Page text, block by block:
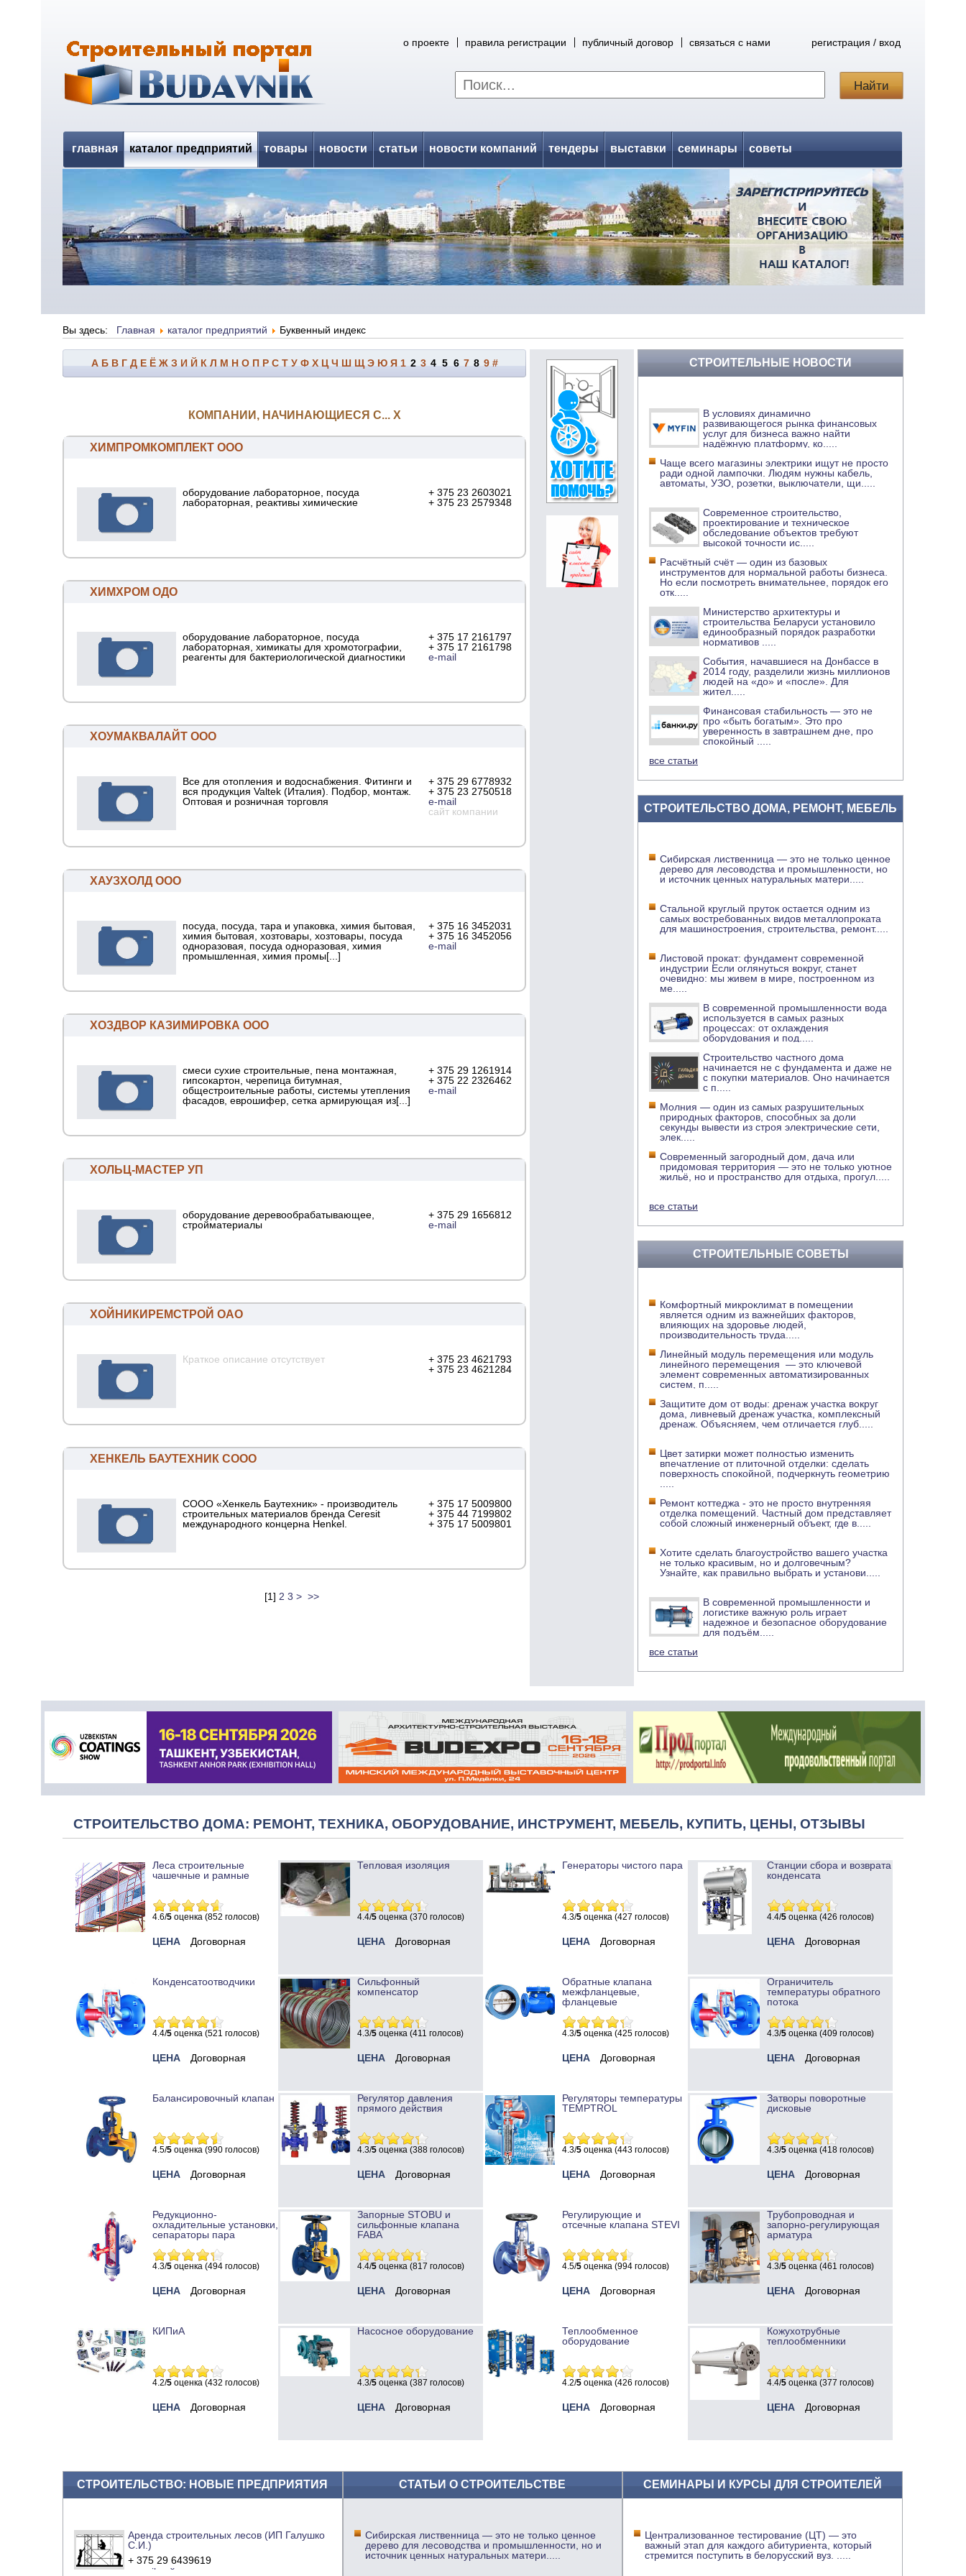
регистрация / вход
о проекте правила регистрации публичный договор связаться с нами
главная каталог предприятий товары новости статьи новости компаний тендеры выставки семинары советы
Вы здесь: Главная каталог предприятий Буквенный индекс
А Б В Г Д Е Ё Ж З И Й К Л М Н О П Р С Т У Ф Х Ц Ч Ш Щ Э Ю Я 1 2 3 4 5 6 7 8 9 #
КОМПАНИИ, НАЧИНАЮЩИЕСЯ С... Х
ХИМПРОМКОМПЛЕКТ ООО
оборудование лабораторное, посуда
лабораторная, реактивы химические
+ 375 23 2603021
+ 375 23 2579348
ХИМХРОМ ОДО
оборудование лабораторное, посуда
лабораторная, химикаты для хромотографии,
реагенты для бактериологической диагностики
+ 375 17 2161797
+ 375 17 2161798
e-mail
ХОУМАКВАЛАЙТ ООО
Все для отопления и водоснабжения. Фитинги и
вся продукция Valtek (Италия). Подбор, монтаж.
Оптовая и розничная торговля
+ 375 29 6778932
+ 375 23 2750518
e-mail
сайт компании
ХАУЗХОЛД ООО
посуда, посуда, тара и упаковка, химия бытовая,
химия бытовая, хозтовары, хозтовары, посуда
одноразовая, посуда одноразовая, химия
промышленная, химия промы[...]
+ 375 16 3452031
+ 375 16 3452056
e-mail
ХОЗДВОР КАЗИМИРОВКА ООО
смеси сухие строительные, пена монтажная,
гипсокартон, черепица битумная,
общестроительные работы, системы утепления
фасадов, еврошифер, сетка армирующая из[...]
+ 375 29 1261914
+ 375 22 2326462
e-mail
ХОЛЬЦ-МАСТЕР УП
оборудование деревообрабатывающее,
стройматериалы
+ 375 29 1656812
e-mail
ХОЙНИКИРЕМСТРОЙ ОАО
Краткое описание отсутствует
+ 375 23 4621793
+ 375 23 4621284
ХЕНКЕЛЬ БАУТЕХНИК СООО
СООО «Хенкель Баутехник» - производитель
строительных материалов бренда Ceresit
международного концерна Henkel.
+ 375 17 5009800
+ 375 44 7199802
+ 375 17 5009801
[1] 2 3 > >>
СТРОИТЕЛЬНЫЕ НОВОСТИ
В условиях динамично
развивающегося рынка финансовых
услуг для бизнеса важно найти
надёжную платформу, ко
Чаще всего магазины электрики ищут не просто
ради одной лампочки. Людям нужны кабель,
автоматы, УЗО, розетки, выключатели, щи
Современное строительство,
проектирование и техническое
обследование объектов требуют
высокой точности ис
Расчётный счёт — один из базовых
инструментов для нормальной работы бизнеса.
Но если посмотреть внимательнее, порядок его
отк
Министерство архитектуры и
строительства Беларуси установило
единообразный порядок разработки
нормативов
События, начавшиеся на Донбассе в
2014 году, разделили жизнь миллионов
людей на «до» и «после». Для
жител
Финансовая стабильность — это не
про «быть богатым». Это про
уверенность в завтрашнем дне, про
спокойный
все статьи
СТРОИТЕЛЬСТВО ДОМА, РЕМОНТ, МЕБЕЛЬ
Сибирская лиственница — это не только ценное
дерево для лесоводства и промышленности, но
и источник ценных натуральных матери
Стальной круглый пруток остается одним из
самых востребованных видов металлопроката
для машиностроения, строительства, ремонт.....
Листовой прокат: фундамент современной
индустрии Если оглянуться вокруг, станет
очевидно: мы живем в мире, построенном из
ме
В современной промышленности вода
используется в самых разных
процессах: от охлаждения
оборудования и под
Строительство частного дома
начинается не с фундамента и даже не
с покупки материалов. Оно начинается
с п
Молния — один из самых разрушительных
природных факторов, способных за доли
секунды вывести из строя электрические сети,
элек
Современный загородный дом, дача или
придомовая территория — это не только уютное
жильё, но и пространство для отдыха, прогул
все статьи
СТРОИТЕЛЬНЫЕ СОВЕТЫ
Комфортный микроклимат в помещении
является одним из важнейших факторов,
влияющих на здоровье людей,
производительность труда
Линейный модуль перемещения или модуль
линейного перемещения — это ключевой
элемент современных автоматизированных
систем, п
Защитите дом от воды: дренаж участка вокруг
дома, ливневый дренаж участка, комплексный
дренаж. Объясняем, чем отличается глуб
Цвет затирки может полностью изменить
впечатление от плиточной отделки: сделать
поверхность спокойной, подчеркнуть геометрию
Ремонт коттеджа - это не просто внутренняя
отделка помещений. Частный дом представляет
собой сложный инженерный объект, где в
Хотите сделать благоустройство вашего участка
не только красивым, но и долговечным?
Узнайте, как правильно выбрать и установи
В современной промышленности и
логистике важную роль играет
надежное и безопасное оборудование
для подъём
все статьи
СТРОИТЕЛЬСТВО ДОМА: РЕМОНТ, ТЕХНИКА, ОБОРУДОВАНИЕ, ИНСТРУМЕНТ, МЕБЕЛЬ, КУПИТЬ, ЦЕНЫ, ОТЗЫВЫ
Леса строительные
чашечные и рамные
4.6/5 оценка (852 голосов)
ЦЕНА Договорная
Тепловая изоляция
4.4/5 оценка (370 голосов)
ЦЕНА Договорная
Генераторы чистого пара
4.3/5 оценка (427 голосов)
ЦЕНА Договорная
Станции сбора и возврата
конденсата
4.4/5 оценка (426 голосов)
ЦЕНА Договорная
Конденсатоотводчики
4.4/5 оценка (521 голосов)
ЦЕНА Договорная
Сильфонный
компенсатор
4.3/5 оценка (411 голосов)
ЦЕНА Договорная
Обратные клапана
межфланцевые,
фланцевые
4.3/5 оценка (425 голосов)
ЦЕНА Договорная
Ограничитель
температуры обратного
потока
4.3/5 оценка (409 голосов)
ЦЕНА Договорная
Балансировочный клапан
4.5/5 оценка (990 голосов)
ЦЕНА Договорная
Регулятор давления
прямого действия
4.3/5 оценка (388 голосов)
ЦЕНА Договорная
Регуляторы температуры
TEMPTROL
4.3/5 оценка (443 голосов)
ЦЕНА Договорная
Затворы поворотные
дисковые
4.3/5 оценка (418 голосов)
ЦЕНА Договорная
Редукционно-
охладительные установки,
сепараторы пара
4.3/5 оценка (494 голосов)
ЦЕНА Договорная
Запорные STOBU и
сильфонные клапана
FABA
4.4/5 оценка (817 голосов)
ЦЕНА Договорная
Регулирующие и
отсечные клапана STEVI
4.5/5 оценка (994 голосов)
ЦЕНА Договорная
Трубопроводная и
запорно-регулирующая
арматура
4.3/5 оценка (461 голосов)
ЦЕНА Договорная
КИПиА
4.2/5 оценка (432 голосов)
ЦЕНА Договорная
Насосное оборудование
4.3/5 оценка (387 голосов)
ЦЕНА Договорная
Теплообменное
оборудование
4.2/5 оценка (426 голосов)
ЦЕНА Договорная
Кожухотрубные
теплообменники
4.4/5 оценка (377 голосов)
ЦЕНА Договорная
СТРОИТЕЛЬСТВО: НОВЫЕ ПРЕДПРИЯТИЯ
Аренда строительных лесов (ИП Галушко
С.И.)
+ 375 29 6439619
e-mail
сайт компании
СТАТЬИ О СТРОИТЕЛЬСТВЕ
Сибирская лиственница — это не только ценное
дерево для лесоводства и промышленности, но и
источник ценных натуральных матери
СЕМИНАРЫ И КУРСЫ ДЛЯ СТРОИТЕЛЕЙ
Централизованное тестирование (ЦТ) — это
важный этап для каждого абитуриента, который
стремится поступить в белорусский вуз.